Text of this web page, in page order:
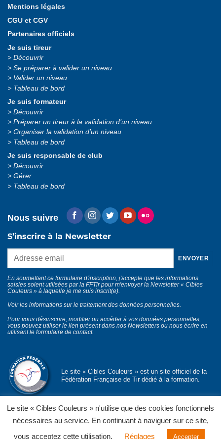
Mentions légales
CGU et CGV
Partenaires officiels
Je suis tireur
Découvrir
Se préparer à valider un niveau
Valider un niveau
Tableau de bord
Je suis formateur
Découvrir
Préparer un tireur à la validation d’un niveau
Organiser la validation d’un niveau
Tableau de bord
Je suis responsable de club
Découvrir
Gérer
Tableau de bord
Nous suivre
S’inscrire à la Newsletter
En soumettant ce formulaire d'inscription, j'accepte que les informations
saisies soient utilisées par la FFTir pour m'envoyer la Newsletter « Cibles
Couleurs » à laquelle je me suis inscrit(e).
Voir les informations sur le traitement des données personnelles.
Pour vous désinscrire, modifier ou accéder à vos données personnelles,
vous pouvez utiliser le lien présent dans nos Newsletters ou nous écrire en
utilisant le formulaire de contact.
Le site « Cibles Couleurs » est un site officiel de la
Fédération Française de Tir dédié à la formation.
© Département formation fédérale
FFTir
CGU et CGV
Contact
Partenaires officiels
Le site « Cibles Couleurs » n'utilise que des cookies fonctionnels
nécessaires au service. En continuant à naviguer sur ce site,
vous acceptez cette utilisation.
Réglages Accepter